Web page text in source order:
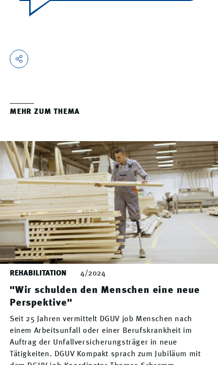
MEHR ZUM THEMA
REHABILITATION 4/2024
"Wir schulden den Menschen eine neue
Perspektive"
Seit 25 Jahren vermittelt DGUV job Menschen nach
einem Arbeitsunfall oder einer Berufskrankheit im
Auftrag der Unfallversicherungsträger in neue
Tätigkeiten. DGUV Kompakt sprach zum Jubiläum mit